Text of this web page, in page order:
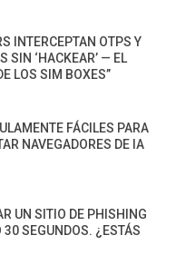
INTERCEPTAN OTPS Y
SIN ‘HACKEAR’ — EL
LOS SIM BOXES”
FÁCILES PARA
NAVEGADORES DE IA
UN SITIO DE PHISHING
30 SEGUNDOS. ¿ESTÁS